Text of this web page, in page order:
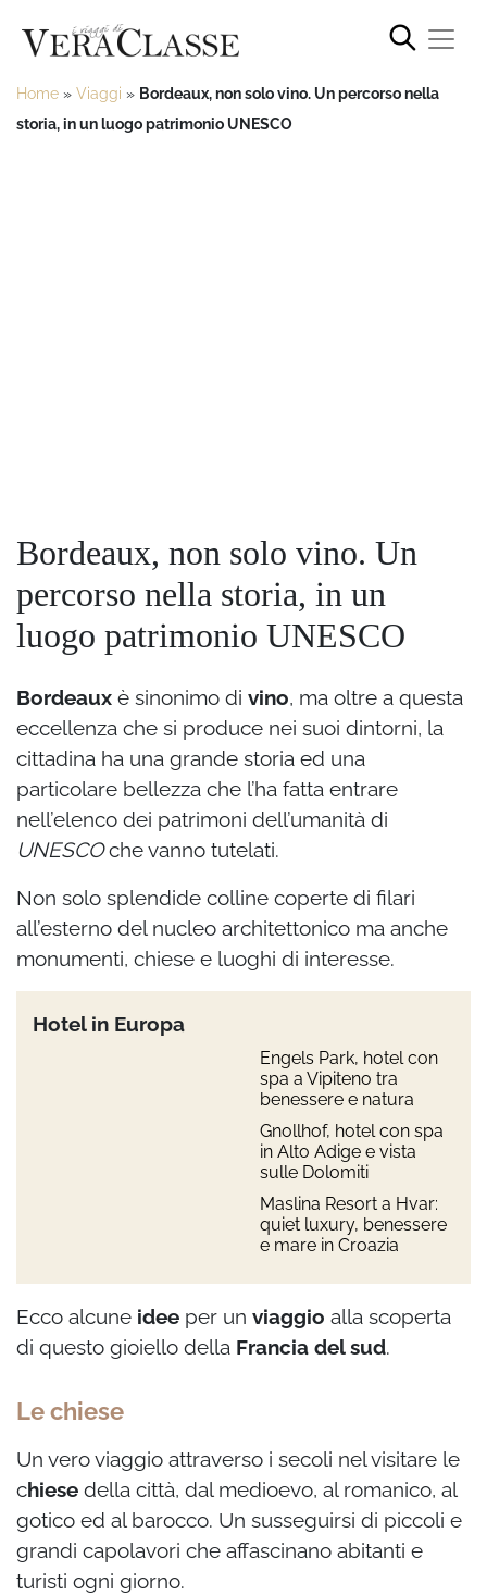
Home » Viaggi » Bordeaux, non solo vino. Un percorso nella
storia, in un luogo patrimonio UNESCO
Bordeaux, non solo vino. Un
percorso nella storia, in un
luogo patrimonio UNESCO
Bordeaux è sinonimo di vino, ma oltre a questa
eccellenza che si produce nei suoi dintorni, la
cittadina ha una grande storia ed una
particolare bellezza che l’ha fatta entrare
nell’elenco dei patrimoni dell’umanità di
UNESCOche vanno tutelati.
Non solo splendide colline coperte di filari
all’esterno del nucleo architettonico ma anche
monumenti, chiese e luoghi di interesse.
Hotel in Europa
Engels Park, hotel con
spa a Vipiteno tra
benessere e natura
Gnollhof, hotel con spa
in Alto Adige e vista
sulle Dolomiti
Maslina Resort a Hvar:
quiet luxury, benessere
e mare in Croazia
Ecco alcune idee per un viaggio alla scoperta
di questo gioiello della Francia del sud.
Le chiese
Un vero viaggio attraverso i secoli nel visitare le
chiese della città, dal medioevo, al romanico, al
gotico ed al barocco. Un susseguirsi di piccoli e
grandi capolavori che affascinano abitanti e
turisti ogni giorno.